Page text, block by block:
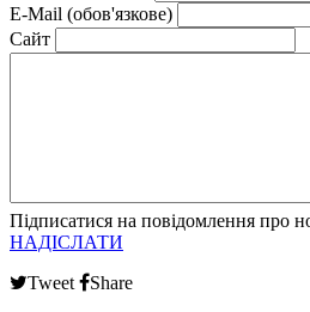
E-Mail (обов'язкове)
Сайт
Підписатися на повідомлення про
НАДІСЛАТИ
Tweet
Share